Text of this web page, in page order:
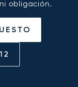
obligación.